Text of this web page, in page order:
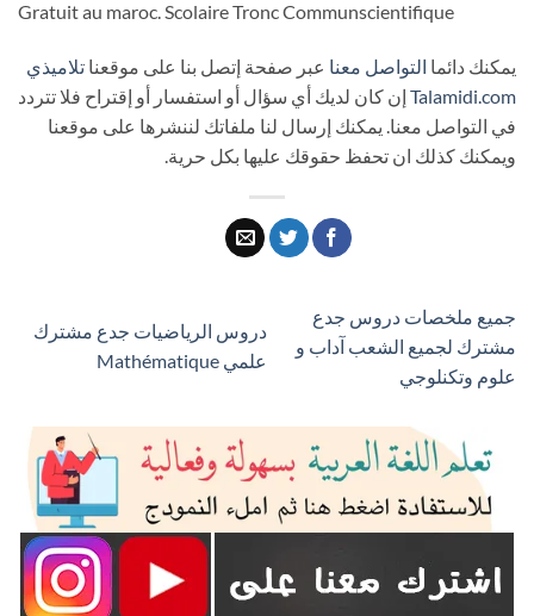
Gratuit au maroc. Scolaire Tronc Communscientifique
يمكنك دائما التواصل معنا عبر صفحة إتصل بنا على موقعنا تلاميذي
Talamidi.com إن كان لديك أي سؤال أو استفسار أو إقتراح فلا تتردد
في التواصل معنا. يمكنك إرسال لنا ملفاتك لننشرها على موقعنا
ويمكنك كذلك ان تحفظ حقوقك عليها بكل حرية.
جميع ملخصات دروس جدع
مشترك لجميع الشعب آداب و
علوم وتكنلوجي
دروس الرياضيات جدع مشترك
علمي Mathématique